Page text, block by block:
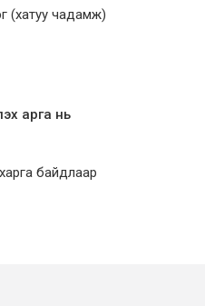
(хатуу чадамж)
арга нь
байдлаар